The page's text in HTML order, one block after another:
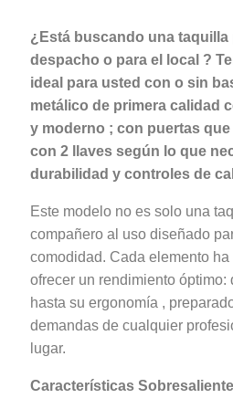
¿Está buscando una taquilla
despacho o para el local ?
ideal para usted con o sin
metálico de primera calidad
y moderno ; con puertas
con 2 llaves según lo que
durabilidad y controles de
Este modelo no es solo una
compañero al uso diseñado
comodidad. Cada elemento
ofrecer un rendimiento óptimo:
hasta su ergonomía ,
demandas de cualquier
lugar.
Características